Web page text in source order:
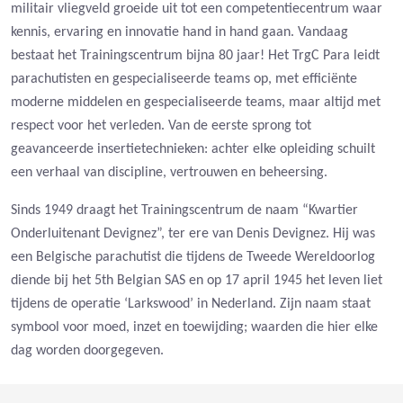
militair vliegveld groeide uit tot een competentiecentrum waar
kennis, ervaring en innovatie hand in hand gaan. Vandaag
bestaat het Trainingscentrum bijna 80 jaar! Het TrgC Para leidt
parachutisten en gespecialiseerde teams op, met efficiënte
moderne middelen en gespecialiseerde teams, maar altijd met
respect voor het verleden. Van de eerste sprong tot
geavanceerde insertietechnieken: achter elke opleiding schuilt
een verhaal van discipline, vertrouwen en beheersing.
Sinds 1949 draagt het Trainingscentrum de naam “Kwartier
Onderluitenant Devignez”, ter ere van Denis Devignez. Hij was
een Belgische parachutist die tijdens de Tweede Wereldoorlog
diende bij het 5th Belgian SAS en op 17 april 1945 het leven liet
tijdens de operatie ‘Larkswood’ in Nederland. Zijn naam staat
symbool voor moed, inzet en toewijding; waarden die hier elke
dag worden doorgegeven.